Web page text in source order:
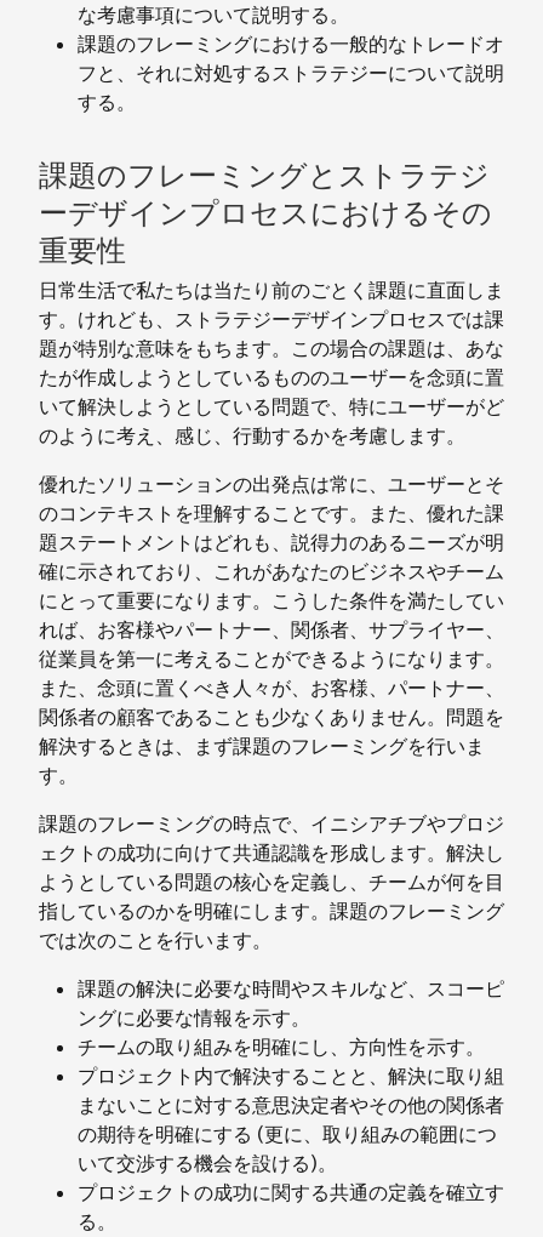
な考慮事項について説明する。
課題のフレーミングにおける一般的なトレードオ
フと、それに対処するストラテジーについて説明
する。
課題のフレーミングとストラテジ
ーデザインプロセスにおけるその
重要性
日常生活で私たちは当たり前のごとく課題に直面しま
す。けれども、ストラテジーデザインプロセスでは課
題が特別な意味をもちます。この場合の課題は、あな
たが作成しようとしているもののユーザーを念頭に置
いて解決しようとしている問題で、特にユーザーがど
のように考え、感じ、行動するかを考慮します。
優れたソリューションの出発点は常に、ユーザーとそ
のコンテキストを理解することです。また、優れた課
題ステートメントはどれも、説得力のあるニーズが明
確に示されており、これがあなたのビジネスやチーム
にとって重要になります。こうした条件を満たしてい
れば、お客様やパートナー、関係者、サプライヤー、
従業員を第一に考えることができるようになります。
また、念頭に置くべき人々が、お客様、パートナー、
関係者の顧客であることも少なくありません。問題を
解決するときは、まず課題のフレーミングを行いま
す。
課題のフレーミングの時点で、イニシアチブやプロジ
ェクトの成功に向けて共通認識を形成します。解決し
ようとしている問題の核心を定義し、チームが何を目
指しているのかを明確にします。課題のフレーミング
では次のことを行います。
課題の解決に必要な時間やスキルなど、スコーピ
ングに必要な情報を示す。
チームの取り組みを明確にし、方向性を示す。
プロジェクト内で解決することと、解決に取り組
まないことに対する意思決定者やその他の関係者
の期待を明確にする (更に、取り組みの範囲につ
いて交渉する機会を設ける)。
プロジェクトの成功に関する共通の定義を確立す
る。